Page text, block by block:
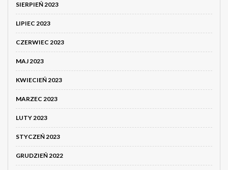
SIERPIEŃ 2023
LIPIEC 2023
CZERWIEC 2023
MAJ 2023
KWIECIEŃ 2023
MARZEC 2023
LUTY 2023
STYCZEŃ 2023
GRUDZIEŃ 2022